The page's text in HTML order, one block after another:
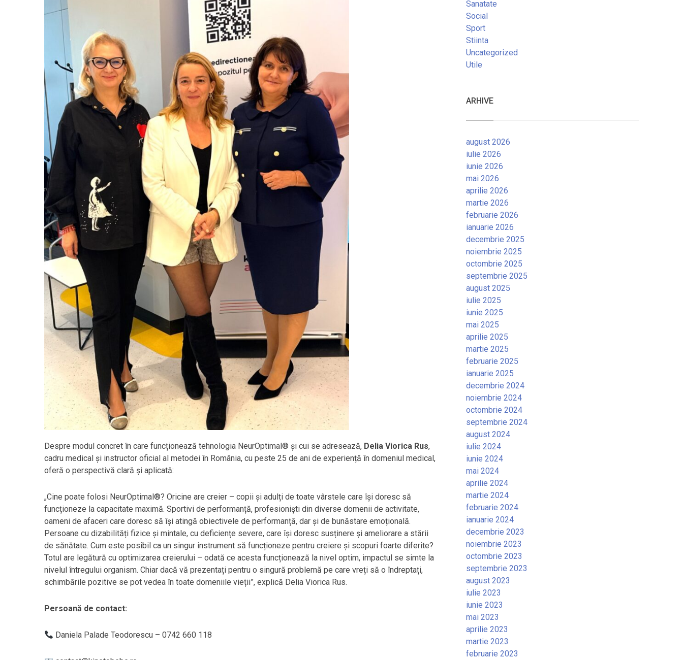
Despre modul concret în care funcționează tehnologia NeurOptimal® și cui se adresează, Delia Viorica Rus,
cadru medical și instructor oficial al metodei în România, cu peste 25 de ani de experiență în domeniul medical,
oferă o perspectivă clară și aplicată:
„Cine poate folosi NeurOptimal®? Oricine are creier – copii și adulți de toate vârstele care își doresc să
funcționeze la capacitate maximă. Sportivi de performanță, profesioniști din diverse domenii de activitate,
oameni de afaceri care doresc să își atingă obiectivele de performanță, dar și de bunăstare emoțională.
Persoane cu dizabilități fizice și mintale, cu deficiențe severe, care își doresc susținere și ameliorare a stării
de sănătate. Cum este posibil ca un singur instrument să funcționeze pentru creiere și scopuri foarte diferite?
Totul are legătură cu optimizarea creierului – odată ce acesta funcționează la nivel optim, impactul se simte la
nivelul întregului organism. Chiar dacă vă prezentați pentru o singură problemă pe care vreți să o îndreptați,
schimbările pozitive se pot vedea în toate domeniile vieții”, explică Delia Viorica Rus.
Persoană de contact:
Daniela Palade Teodorescu – 0742 660 118
Sanatate
Social
Sport
Stiinta
Uncategorized
Utile
ARHIVE
august 2026
iulie 2026
iunie 2026
mai 2026
aprilie 2026
martie 2026
februarie 2026
ianuarie 2026
decembrie 2025
noiembrie 2025
octombrie 2025
septembrie 2025
august 2025
iulie 2025
iunie 2025
mai 2025
aprilie 2025
martie 2025
februarie 2025
ianuarie 2025
decembrie 2024
noiembrie 2024
octombrie 2024
septembrie 2024
august 2024
iulie 2024
iunie 2024
mai 2024
aprilie 2024
martie 2024
februarie 2024
ianuarie 2024
decembrie 2023
noiembrie 2023
octombrie 2023
septembrie 2023
august 2023
iulie 2023
iunie 2023
mai 2023
aprilie 2023
martie 2023
februarie 2023